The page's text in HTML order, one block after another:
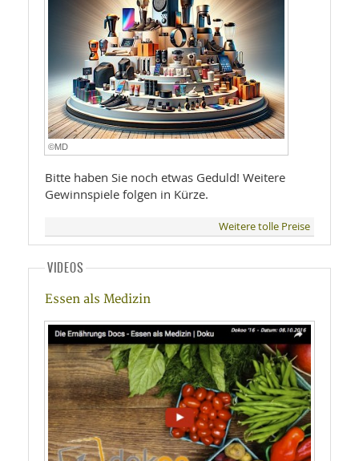
©MD
Bitte haben Sie noch etwas Geduld! Weitere
Gewinnspiele folgen in Kürze.
Weitere tolle Preise
VIDEOS
Essen als Medizin